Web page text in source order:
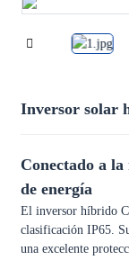
Inversor solar
Conectado a
de energía
El inversor híbrido
clasificación IP65.
una excelente